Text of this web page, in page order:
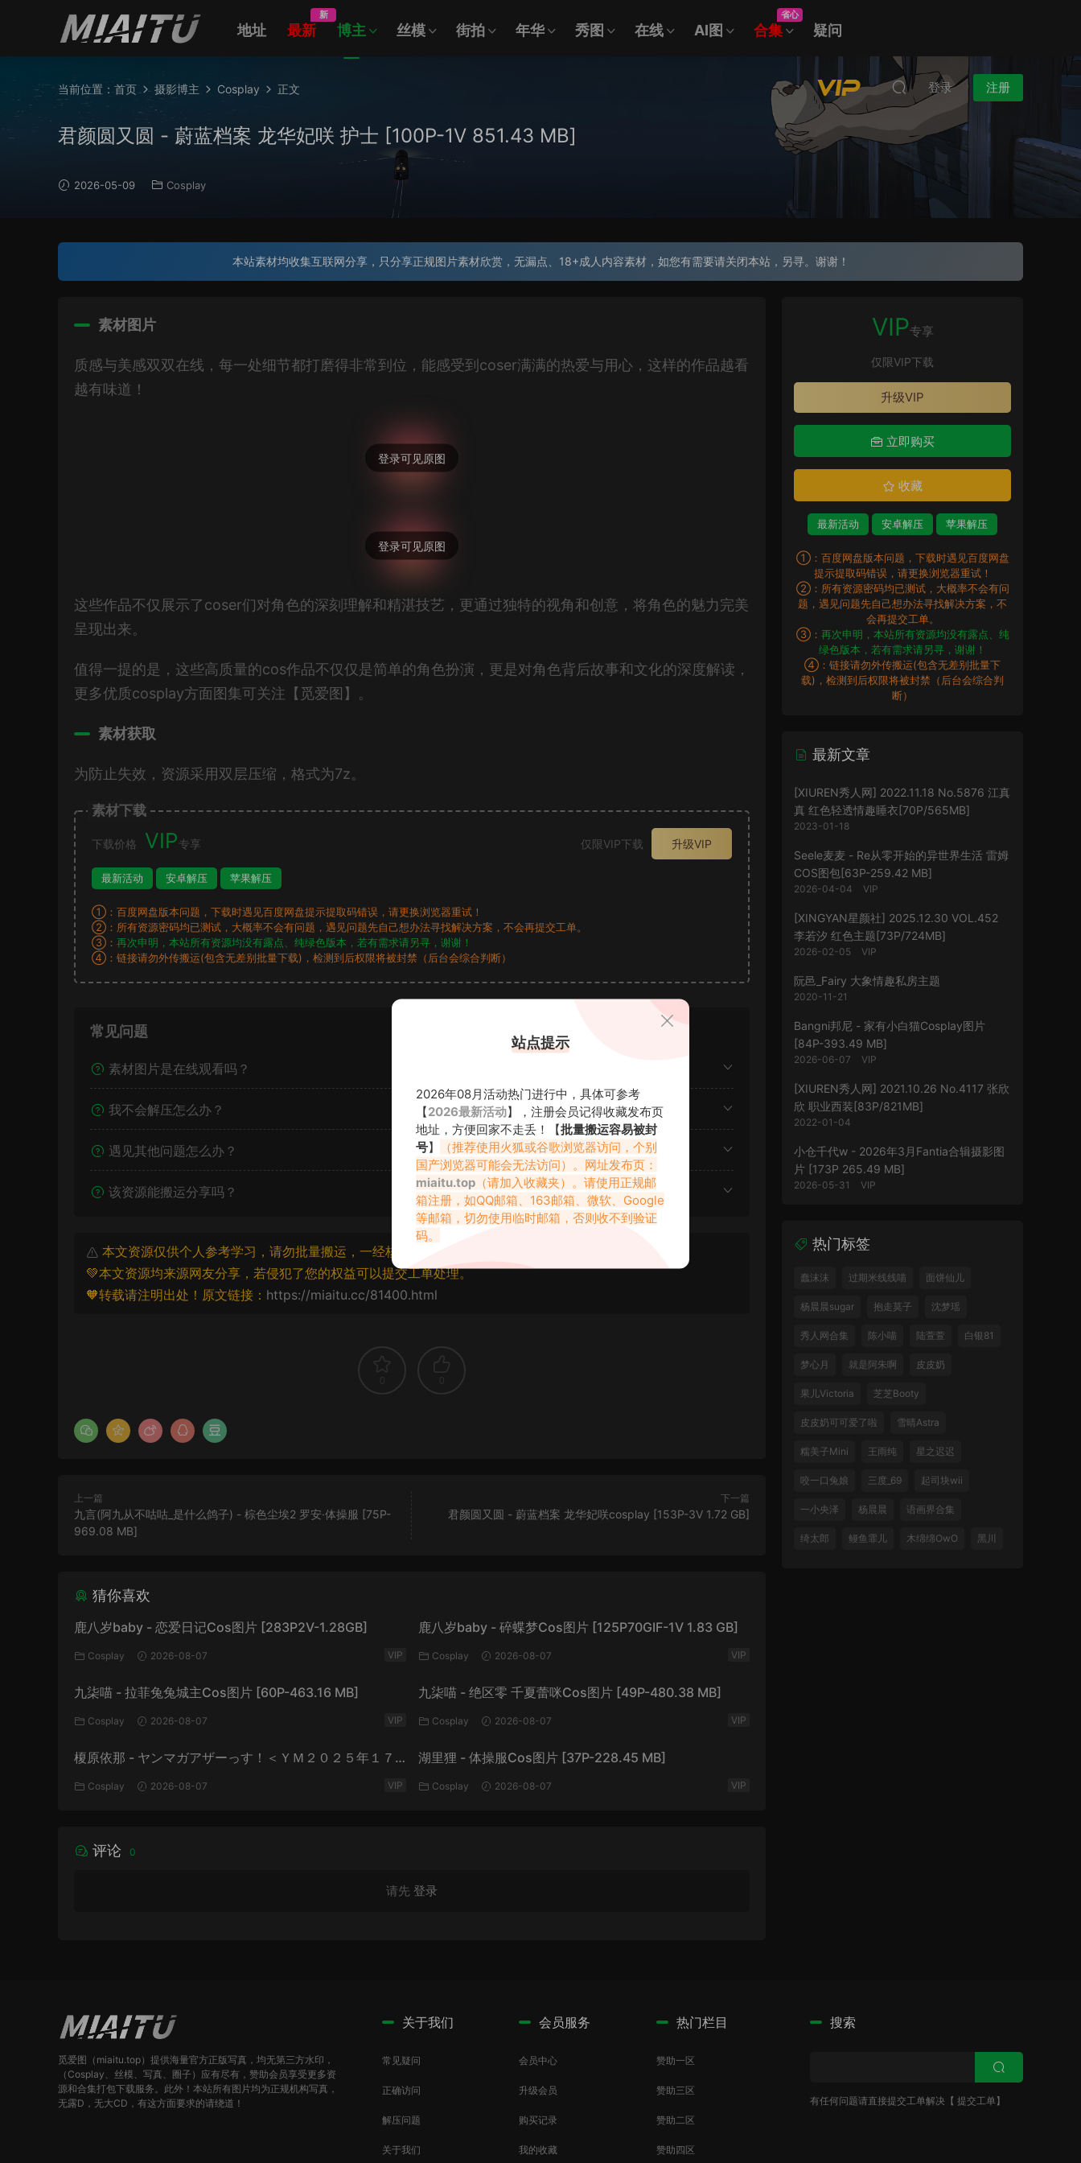
地址 最新
新
博主 丝模 街拍 年华 秀图 在线 AI图 合集
省心
疑问
登录 注册
当前位置： 首页 摄影博主 Cosplay 正文
君颜圆又圆 - 蔚蓝档案 龙华妃咲 护士 [100P-1V 851.43 MB]
2026-05-09 Cosplay
本站素材均收集互联网分享，只分享正规图片素材欣赏，无漏点、18+成人内容素材，如您有需要请关闭本站，另寻。谢谢！
素材图片
质感与美感双双在线，每一处细节都打磨得非常到位，能感受到coser满满的热爱与用心，这样的作品越看
越有味道！
这些作品不仅展示了coser们对角色的深刻理解和精湛技艺，更通过独特的视角和创意，将角色的魅力完美
呈现出来。
值得一提的是，这些高质量的cos作品不仅仅是简单的角色扮演，更是对角色背后故事和文化的深度解读，
更多优质cosplay方面图集可关注【觅爱图】。
素材获取
为防止失效，资源采用双层压缩，格式为7z。
素材下载
下载价格 VIP 专享 仅限VIP下载 升级VIP
最新活动 安卓解压 苹果解压
①：百度网盘版本问题，下载时遇见百度网盘提示提取码错误，请更换浏览器重试！
②：所有资源密码均已测试，大概率不会有问题，遇见问题先自己想办法寻找解决方案，不会再提交工单。
③： 再次申明，本站所有资源均没有露点、纯绿色版本，若有需求请另寻，谢谢！
④：链接请勿外传搬运(包含无差别批量下载)，检测到后权限将被封禁（后台会综合判断）
常见问题
素材图片是在线观看吗？
我不会解压怎么办？
遇见其他问题怎么办？
该资源能搬运分享吗？
本文资源仅供个人参考学习，请勿批量搬运，一经核实将封禁账号权限！
💚本文资源均来源网友分享，若侵犯了您的权益可以提交工单处理。
🧡转载请注明出处！原文链接： https://miaitu.cc/81400.html
上一篇
九言(阿九从不咕咕_是什么鸽子) - 棕色尘埃2 罗安·体操服 [75P-
969.08 MB]
下一篇
君颜圆又圆 - 蔚蓝档案 龙华妃咲cosplay [153P-3V 1.72 GB]
猜你喜欢
鹿八岁baby - 恋爱日记Cos图片 [283P2V-1.28GB]
Cosplay 2026-08-07 VIP
鹿八岁baby - 碎蝶梦Cos图片 [125P70GIF-1V 1.83 GB]
Cosplay 2026-08-07 VIP
九柒喵 - 拉菲兔兔城主Cos图片 [60P-463.16 MB]
Cosplay 2026-08-07 VIP
九柒喵 - 绝区零 千夏蕾咪Cos图片 [49P-480.38 MB]
Cosplay 2026-08-07 VIP
榎原依那 - ヤンマガアザーっす！＜ＹＭ２０２５年１７
号未公開カット＞ ヤンマガデジタル写真集 [54P-60.7
Cosplay 2026-08-07 VIP
湖里狸 - 体操服Cos图片 [37P-228.45 MB]
Cosplay 2026-08-07 VIP
评论 0
请先 登录
VIP专享
仅限VIP下载
升级VIP
立即购买
收藏
最新活动 安卓解压 苹果解压
①：百度网盘版本问题，下载时遇见百度网盘
提示提取码错误，请更换浏览器重试！
②：所有资源密码均已测试，大概率不会有问
题，遇见问题先自己想办法寻找解决方案，不
会再提交工单。
③： 再次申明，本站所有资源均没有露点、纯
绿色版本，若有需求请另寻，谢谢！
④：链接请勿外传搬运(包含无差别批量下
载)，检测到后权限将被封禁（后台会综合判
断）
最新文章
[XIUREN秀人网] 2022.11.18 No.5876 江真
真 红色轻透情趣睡衣[70P/565MB]
2023-01-18
Seele麦麦 - Re从零开始的异世界生活 雷姆
COS图包[63P-259.42 MB]
2026-04-04 VIP
[XINGYAN星颜社] 2025.12.30 VOL.452
李若汐 红色主题[73P/724MB]
2026-02-05 VIP
阮邑_Fairy 大象情趣私房主题
2020-11-21
Bangni邦尼 - 家有小白猫Cosplay图片
[84P-393.49 MB]
2026-06-07 VIP
[XIUREN秀人网] 2021.10.26 No.4117 张欣
欣 职业西装[83P/821MB]
2022-01-04
小仓千代w - 2026年3月Fantia合辑摄影图
片 [173P 265.49 MB]
2026-05-31 VIP
热门标签
蠢沫沫 过期米线线喵 面饼仙儿
杨晨晨sugar 抱走莫子 沈梦瑶
秀人网合集 陈小喵 陆萱萱 白银81
梦心月 就是阿朱啊 皮皮奶
果儿Victoria 芝芝Booty
皮皮奶可可爱了啦 雪晴Astra
糯美子Mini 王雨纯 星之迟迟
咬一口兔娘 三度_69 起司块wii
一小央泽 杨晨晨 语画界合集
绮太郎 鳗鱼霏儿 木绵绵OwO 黑川
觅爱图（miaitu.top）提供海量官方正版写真，均无第三方水印，
（Cosplay、丝模、写真、圈子）应有尽有，赞助会员享受更多资
源和合集打包下载服务。此外！本站所有图片均为正规机构写真，
无露D，无大CD，有这方面要求的请绕道！
关于我们
常见疑问
正确访问
解压问题
关于我们
会员服务
会员中心
升级会员
购买记录
我的收藏
热门栏目
赞助一区
赞助三区
赞助二区
赞助四区
搜索
有任何问题请直接提交工单解决【 提交工单】
站点提示
2026年08月活动热门进行中，具体可参考
【2026最新活动】，注册会员记得收藏发布页
地址，方便回家不走丢！【批量搬运容易被封
号】
（推荐使用火狐或谷歌浏览器访问，个别
国产浏览器可能会无法访问）。网址发布页：
miaitu.top （请加入收藏夹）。请使用正规邮
箱注册，如QQ邮箱、163邮箱、微软、Google
等邮箱，切勿使用临时邮箱，否则收不到验证
码。